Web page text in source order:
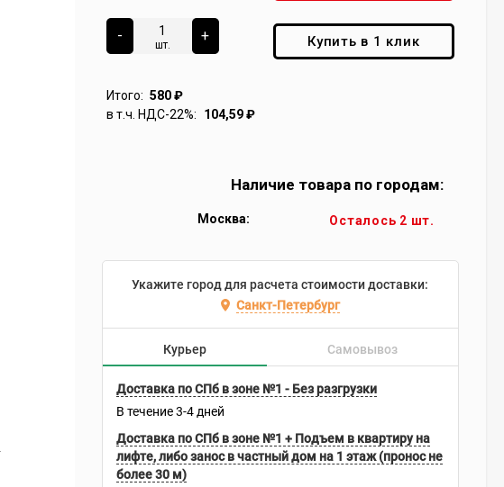
-
шт.
+
Итого: 580₽
в т.ч. НДС-22%:
104,59₽
Купить в 1 клик
Наличие товара по городам:
Москва: Осталось 2 шт.
Укажите город для расчета стоимости доставки:
Санкт-Петербург
Курьер Самовывоз
Доставка по СПб в зоне №1 - Без разгрузки
В течение 3-4 дней
Доставка по СПб в зоне №1 + Подъем в квартиру на
лифте, либо занос в частный дом на 1 этаж (пронос не
более 30 м)